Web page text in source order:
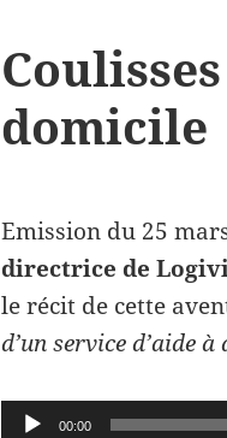
domicile
Emission du 25
directrice de
le récit de cette
d’un service d’aide
Lecteur
00:00